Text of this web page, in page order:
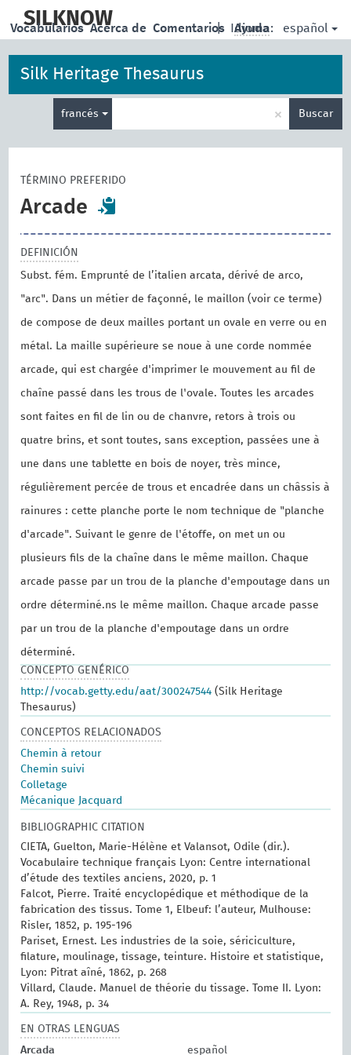
main
SILKNOW | Idioma: español
Vocabularios Acerca de Comentarios Ayuda
Silk Heritage Thesaurus
francés × Buscar
TÉRMINO PREFERIDO
Arcade
DEFINICIÓN
Subst. fém. Emprunté de l’italien arcata, dérivé de arco,
"arc". Dans un métier de façonné, le maillon (voir ce terme)
de compose de deux mailles portant un ovale en verre ou en
métal. La maille supérieure se noue à une corde nommée
arcade, qui est chargée d'imprimer le mouvement au fil de
chaîne passé dans les trous de l'ovale. Toutes les arcades
sont faites en fil de lin ou de chanvre, retors à trois ou
quatre brins, et sont toutes, sans exception, passées une à
une dans une tablette en bois de noyer, très mince,
régulièrement percée de trous et encadrée dans un châssis à
rainures : cette planche porte le nom technique de "planche
d'arcade". Suivant le genre de l'étoffe, on met un ou
plusieurs fils de la chaîne dans le même maillon. Chaque
arcade passe par un trou de la planche d'empoutage dans un
ordre déterminé.ns le même maillon. Chaque arcade passe
par un trou de la planche d'empoutage dans un ordre
déterminé.
CONCEPTO GENÉRICO
http://vocab.getty.edu/aat/300247544 (Silk Heritage
Thesaurus)
CONCEPTOS RELACIONADOS
Chemin à retour
Chemin suivi
Colletage
Mécanique Jacquard
BIBLIOGRAPHIC CITATION
CIETA, Guelton, Marie-Hélène et Valansot, Odile (dir.).
Vocabulaire technique français Lyon: Centre international
d’étude des textiles anciens, 2020, p. 1
Falcot, Pierre. Traité encyclopédique et méthodique de la
fabrication des tissus. Tome 1, Elbeuf: l’auteur, Mulhouse:
Risler, 1852, p. 195-196
Pariset, Ernest. Les industries de la soie, sériciculture,
filature, moulinage, tissage, teinture. Histoire et statistique,
Lyon: Pitrat aîné, 1862, p. 268
Villard, Claude. Manuel de théorie du tissage. Tome II. Lyon:
A. Rey, 1948, p. 34
EN OTRAS LENGUAS
Arcada
español